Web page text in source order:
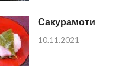
Сакурамоти
10.11.2021